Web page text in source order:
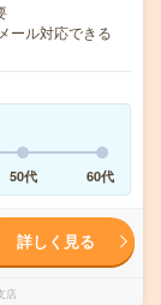
ール対応できる
50代 60代
詳しく見る
店